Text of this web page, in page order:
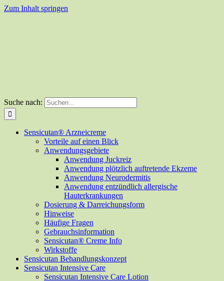
Zum Inhalt springen
Suche nach:
Sensicutan® Arzneicreme
Vorteile auf einen Blick
Anwendungsgebiete
Anwendung Juckreiz
Anwendung plötzlich auftretende Ekzeme
Anwendung Neurodermitis
Anwendung entzündlich allergische
Hauterkrankungen
Dosierung & Darreichungsform
Hinweise
Häufige Fragen
Gebrauchsinformation
Sensicutan® Creme Info
Wirkstoffe
Sensicutan Behandlungskonzept
Sensicutan Intensive Care
Sensicutan Intensive Care Lotion